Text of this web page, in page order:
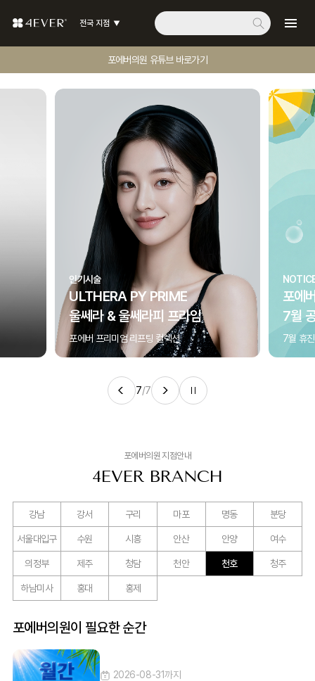
전국 지점
포에버의원 유튜브 바로가기
인기시술
ULTHERA PY PRIME
울쎄라 & 울쎄라피 프라임
포에버 프리미엄 리프팅 컬렉션
포에
7월
7월 휴
7/7
포에버의원 지점안내
4EVER BRANCH
강남 강서 구리 마포 명동 분당
서울대입구 수원 시흥 안산 안양 여수
의정부 제주 청담 천안 천호 청주
하남미사 홍대 홍제
포에버의원이 필요한 순간
2026-08-31까지